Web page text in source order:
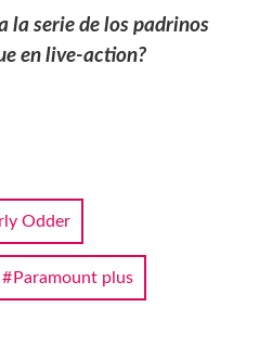
la serie de los padrinos
en live-action?
Odder
Paramount plus